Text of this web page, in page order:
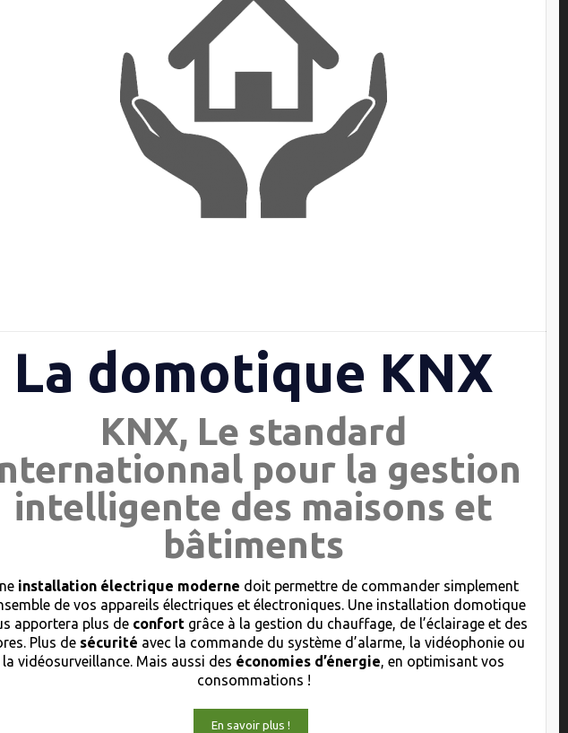
La domotique KNX
KNX, Le standard
pour la gestion
intelligente des maisons et
bâtiments
installation électrique moderne doit permettre de commander simplement
de vos appareils électriques et électroniques. Une installation domotique
apportera plus de confort grâce à la gestion du chauffage, de l’éclairage et des
Plus de sécurité avec la commande du système d’alarme, la vidéophonie ou
la vidéosurveillance. Mais aussi des économies d’énergie, en optimisant vos
consommations !
En savoir plus !